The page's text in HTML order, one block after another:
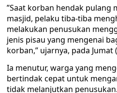
​”Saat korban hendak pulang
masjid, pelaku tiba-tiba
melakukan penusukan
jenis pisau yang mengenai
korban,” ujarnya, pada Jumat
Ia menutur, warga yang
bertindak cepat untuk
tidak melanjutkan penusukan.